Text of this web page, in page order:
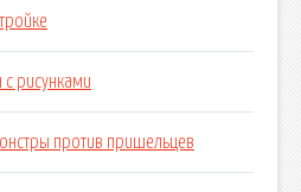
рисунками
против пришельцев